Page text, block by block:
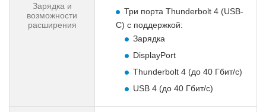
Зарядка и
возможности
расширения
Три порта Thunderbolt 4 (USB-
C) с поддержкой:
Зарядка
DisplayPort
Thunderbolt 4 (до 40 Гбит/с)
USB 4 (до 40 Гбит/с)